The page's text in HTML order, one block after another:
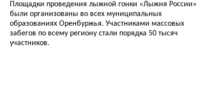
Площадки проведения лыжной гонки «Лыжня России»
были организованы во всех муниципальных
образованиях Оренбуржья. Участниками массовых
забегов по всему региону стали порядка 50 тысяч
участников.